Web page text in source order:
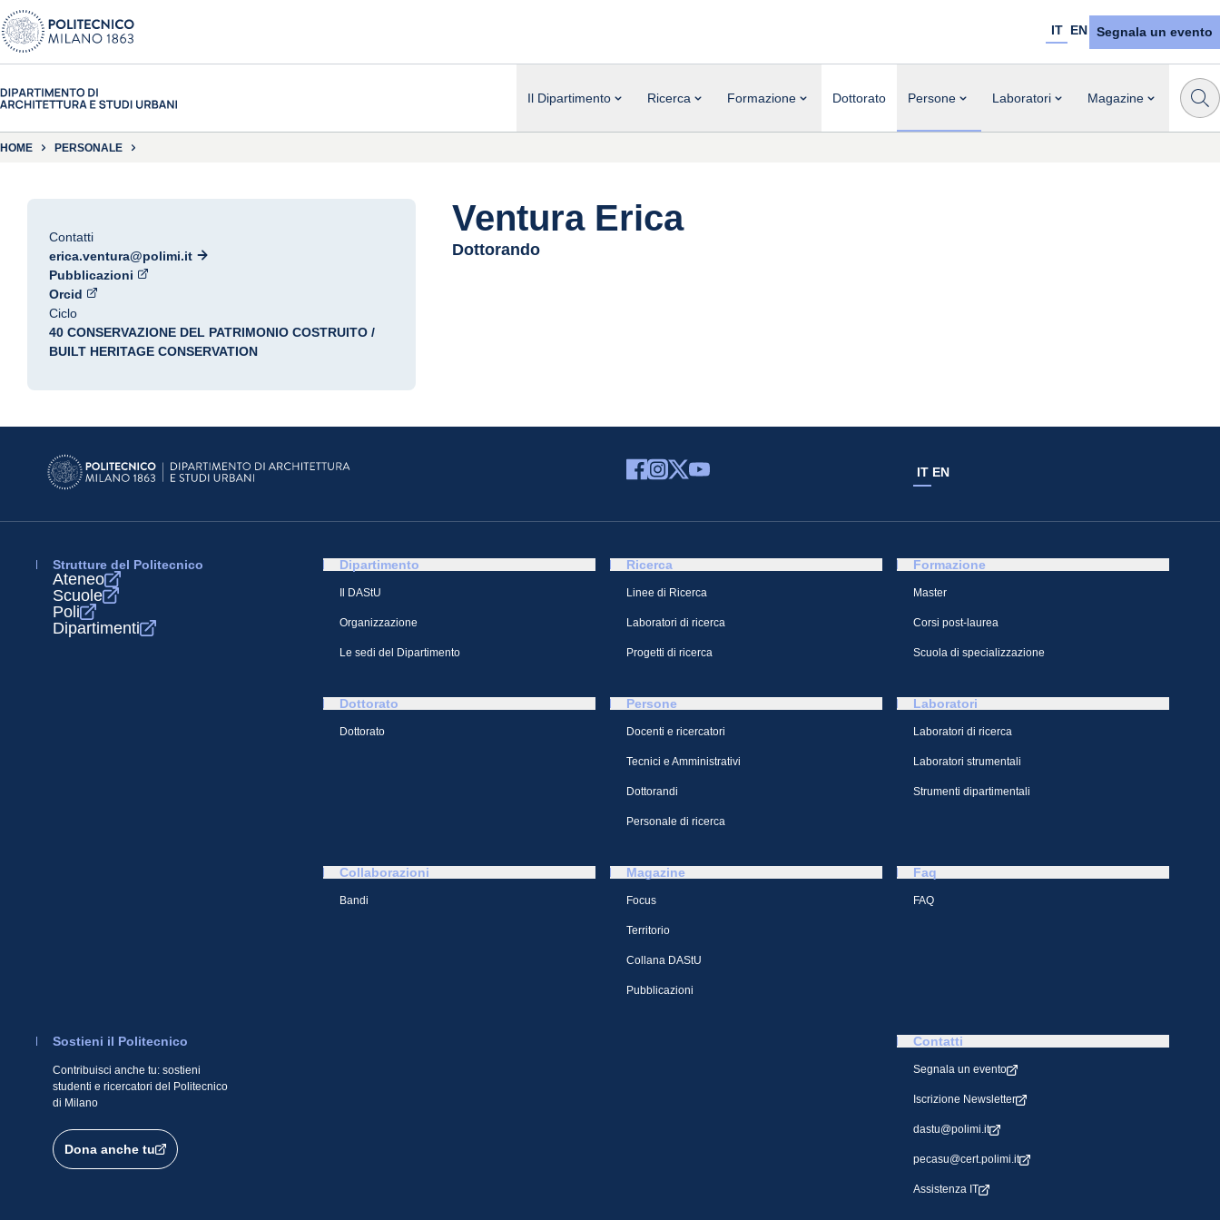
IT EN Segnala un evento
Il Dipartimento Ricerca Formazione Dottorato Persone Laboratori Magazine
HOME PERSONALE
Contatti
erica.ventura@polimi.it
Pubblicazioni
Orcid
Ciclo
40 CONSERVAZIONE DEL PATRIMONIO COSTRUITO /
BUILT HERITAGE CONSERVATION
Ventura Erica
Dottorando
IT EN
Strutture del Politecnico
Ateneo
Scuole
Poli
Dipartimenti
Dipartimento
Il DAStU
Organizzazione
Le sedi del Dipartimento
Ricerca
Linee di Ricerca
Laboratori di ricerca
Progetti di ricerca
Formazione
Master
Corsi post-laurea
Scuola di specializzazione
Dottorato
Dottorato
Persone
Docenti e ricercatori
Tecnici e Amministrativi
Dottorandi
Personale di ricerca
Laboratori
Laboratori di ricerca
Laboratori strumentali
Strumenti dipartimentali
Collaborazioni
Bandi
Magazine
Focus
Territorio
Collana DAStU
Pubblicazioni
Faq
FAQ
Sostieni il Politecnico
Contribuisci anche tu: sostieni
studenti e ricercatori del Politecnico
di Milano
Dona anche tu
Contatti
Segnala un evento
Iscrizione Newsletter
dastu@polimi.it
pecasu@cert.polimi.it
Assistenza IT